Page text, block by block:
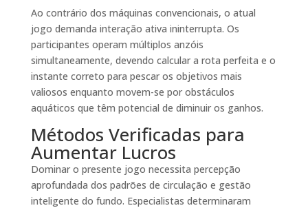
Ao contrário dos máquinas convencionais, o atual
jogo demanda interação ativa ininterrupta. Os
participantes operam múltiplos anzóis
simultaneamente, devendo calcular a rota perfeita e o
instante correto para pescar os objetivos mais
valiosos enquanto movem-se por obstáculos
aquáticos que têm potencial de diminuir os ganhos.
Métodos Verificadas para
Aumentar Lucros
Dominar o presente jogo necessita percepção
aprofundada dos padrões de circulação e gestão
inteligente do fundo. Especialistas determinaram